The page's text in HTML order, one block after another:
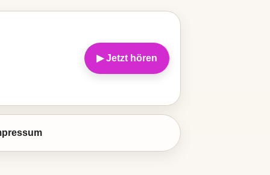
▶ Jetzt hören